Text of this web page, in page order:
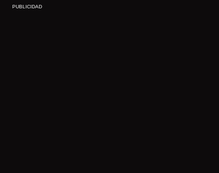
PUBLICIDAD